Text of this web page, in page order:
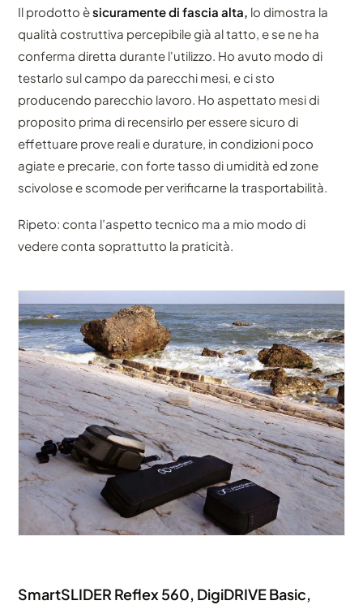
Il prodotto èsicuramente di fascia alta, lo dimostra la
qualità costruttiva percepibile già al tatto, e se ne ha
conferma diretta durante l'utilizzo. Ho avuto modo di
testarlo sul campo da parecchi mesi, e ci sto
producendo parecchio lavoro. Ho aspettato mesi di
proposito prima di recensirlo per essere sicuro di
effettuare prove reali e durature, in condizioni poco
agiate e precarie, con forte tasso di umidità ed zone
scivolose e scomode per verificarne la trasportabilità.
Ripeto: conta l’aspetto tecnico ma a mio modo di
vedere conta soprattutto la praticità.
SmartSLIDER Reflex 560, DigiDRIVE Basic,